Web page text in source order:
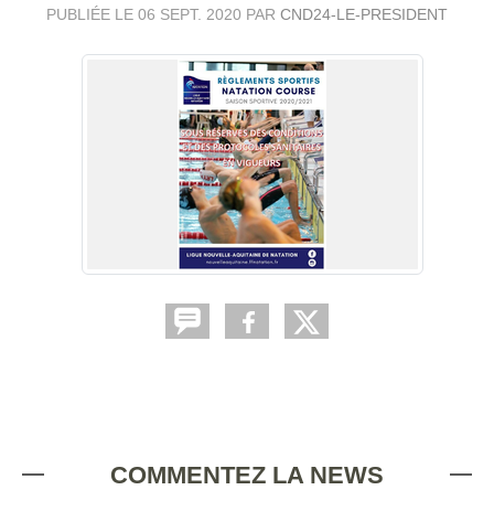
PUBLIÉE LE 06 SEPT. 2020 PAR CND24-LE-PRESIDENT
COMMENTEZ LA NEWS